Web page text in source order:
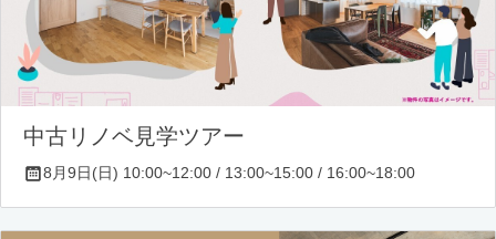
中古リノベ見学ツアー
8月9日(日) 10:00~12:00 / 13:00~15:00 / 16:00~18:00